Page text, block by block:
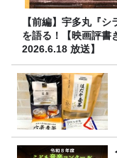
【前編】宇多丸『シ
を語る！【映画評書
2026.6.18 放送】